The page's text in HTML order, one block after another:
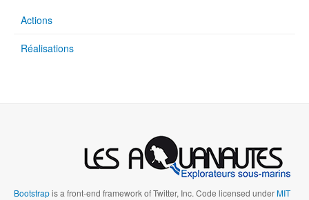
Actions
Réalisations
Bootstrapis a front-end framework of Twitter, Inc. Code licensed underMIT